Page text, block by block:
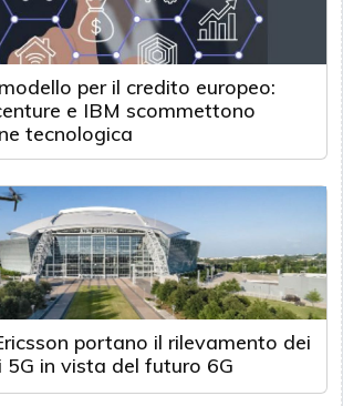
per il credito europeo:
e IBM scommettono
tecnologica
portano il rilevamento dei
5G in vista del futuro 6G